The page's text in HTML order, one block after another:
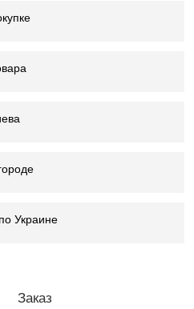
Украине
Заказ